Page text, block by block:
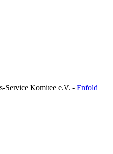
Service Komitee e.V. - Enfold